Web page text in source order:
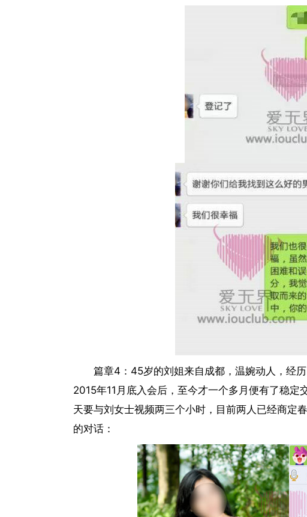
篇章4：45岁的刘姐来自成都，温婉动人，经
2015年11月底入会后，至今才一个多月便有了稳
天要与刘女士视频两三个小时，目前两人已经商定
的对话：